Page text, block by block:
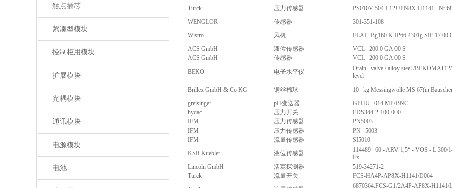
触点插芯
紧凑型模块
控制柜用模块
扩展模块
光耦模块
通讯模块
电源模块
电池
Turck
压力传感器
PS010V-504-L12UPN8X-H1141
WENGLOR
传感器
301-351-108
Wistro
风机
FLAI Bg160 K IP66 4301g SIE
ACS GmbH
液位传感器
VCL 200 0 GA 00 S
ACS GmbH
传感器
VCL 200 0 GA 00 S
BEKO
电子水平仪
Drain valve / alloy steel /BEKOMAT12/
level
Brillex GmbH & Co KG
铜丝棉球
10 kg Messingwolle MS 67(in
greisinger
pH变送器
GPHU 014 MP/BNC
hydac
压力开关
EDS344-2-100-000
IFM
压力传感器
PN5003
IFM
压力传感器
PN 5003
IFM
流量传感器
SI5010
KSR Kuebler
液位传感器
114489 60 - ARV 1,5“ - VOS - L 300/
Ex
Lincoln GmbH
活塞探测器
519-34271-2
Turck
流量开关
FCS-HA4P-AP8X-H1141/D064
6870364,FCS-G1/2A4P-AP8X-H1141/